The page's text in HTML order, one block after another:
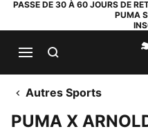
PASSE DE 30 À 60 JOURS DE
PUMA
Autres Sports
PUMA X